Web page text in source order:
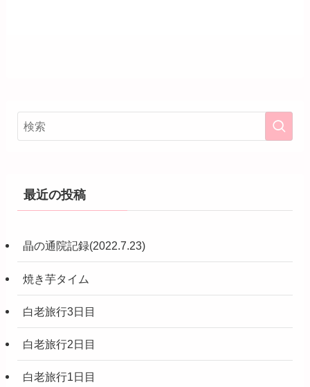
最近の投稿
晶の通院記録(2022.7.23)
焼き芋タイム
白老旅行3日目
白老旅行2日目
白老旅行1日目